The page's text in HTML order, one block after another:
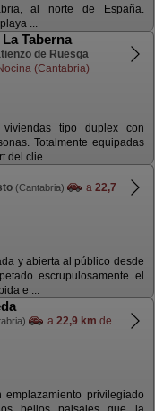
al norte de España.
...
Taberna
de Ruesga
(Cantabria)
tipo duplex con
Totalmente equipadas
del clie ...
(Cantabria) a 22,7
y abierta al público desde
escrupulosamente el
e ...
a 22,9 km de
privilegiado